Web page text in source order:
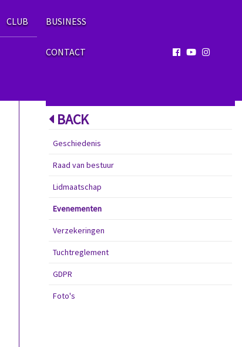
CLUB BUSINESS
CONTACT
BACK
Geschiedenis
Raad van bestuur
Lidmaatschap
Evenementen
Verzekeringen
Tuchtreglement
GDPR
Foto's